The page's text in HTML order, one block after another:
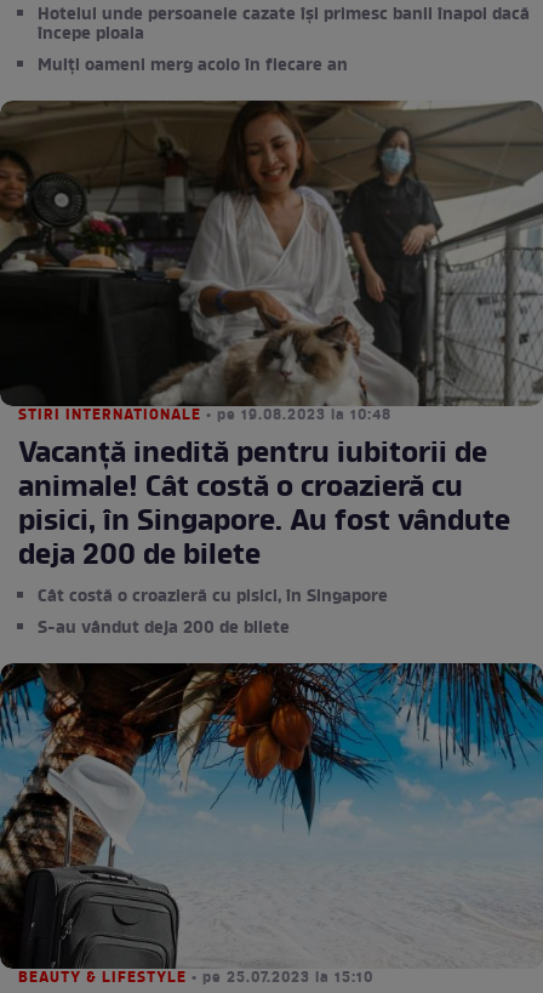
Hotelul unde persoanele cazate își primesc banii înapoi dacă
începe ploaia
Mulți oameni merg acolo în fiecare an
STIRI INTERNATIONALE • pe 19.08.2023 la 10:48
Vacanță inedită pentru iubitorii de
animale! Cât costă o croazieră cu
pisici, în Singapore. Au fost vândute
deja 200 de bilete
Cât costă o croazieră cu pisici, în Singapore
S-au vândut deja 200 de bilete
BEAUTY & LIFESTYLE • pe 25.07.2023 la 15:10